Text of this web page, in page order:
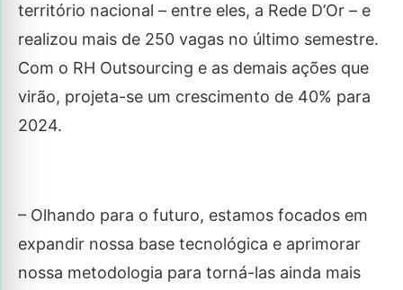
território nacional – entre eles, a Rede D’Or – e
realizou mais de 250 vagas no último semestre.
Com o RH Outsourcing e as demais ações que
virão, projeta-se um crescimento de 40% para
2024.
– Olhando para o futuro, estamos focados em
expandir nossa base tecnológica e aprimorar
nossa metodologia para torná-las ainda mais